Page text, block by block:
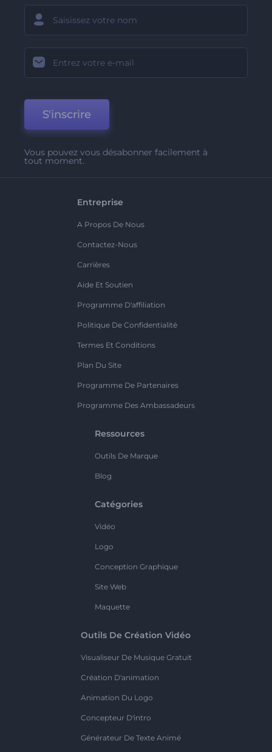
S'inscrire
Vous pouvez vous désabonner facilement à
tout moment.
Entreprise
A Propos De Nous
Contactez-Nous
Carrières
Aide Et Soutien
Programme D'affiliation
Politique De Confidentialité
Termes Et Conditions
Plan Du Site
Programme De Partenaires
Programme Des Ambassadeurs
Ressources
Outils De Marque
Blog
Catégories
Vidéo
Logo
Conception Graphique
Site Web
Maquette
Outils De Création Vidéo
Visualiseur De Musique Gratuit
Création D'animation
Animation Du Logo
Concepteur D'intro
Générateur De Texte Animé